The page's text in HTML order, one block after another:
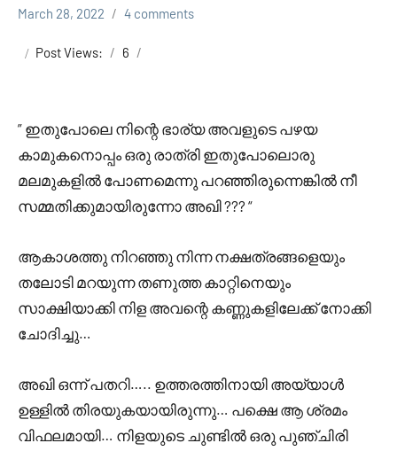
March 28, 2022
Cm
4 comments
Post Views: 6
” ഇതുപോലെ നിന്റെ ഭാര്യ അവളുടെ പഴയ
കാമുകനൊപ്പം ഒരു രാത്രി ഇതുപോലൊരു
മലമുകളിൽ പോണമെന്നു പറഞ്ഞിരുന്നെങ്കിൽ നീ
സമ്മതിക്കുമായിരുന്നോ അഖി ??? “
ആകാശത്തു നിറഞ്ഞു നിന്ന നക്ഷത്രങ്ങളെയും
തലോടി മറയുന്ന തണുത്ത കാറ്റിനെയും
സാക്ഷിയാക്കി നിള അവന്റെ കണ്ണുകളിലേക്ക് നോക്കി
ചോദിച്ചു…
അഖി ഒന്ന് പതറി….. ഉത്തരത്തിനായി അയ്യാൾ
ഉള്ളിൽ തിരയുകയായിരുന്നു… പക്ഷെ ആ ശ്രമം
വിഫലമായി… നിളയുടെ ചുണ്ടിൽ ഒരു പുഞ്ചിരി